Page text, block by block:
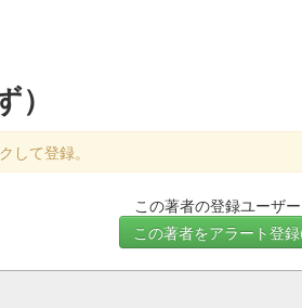
）
して登録。
この著者の登録ユーザ
この著者をアラート登